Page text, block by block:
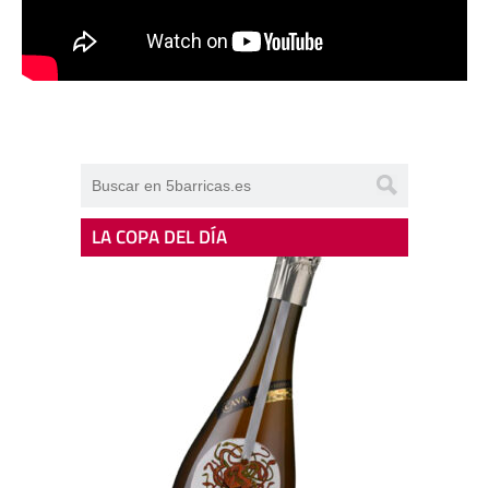
LA COPA DEL DÍA